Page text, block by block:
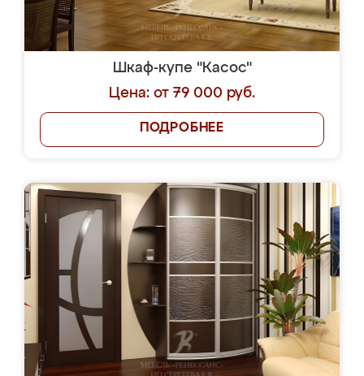
Шкаф-купе "Касос"
Цена: от 79 000 руб.
ПОДРОБНЕЕ